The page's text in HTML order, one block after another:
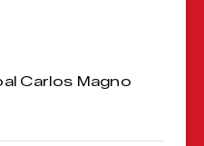
Carlos Magno